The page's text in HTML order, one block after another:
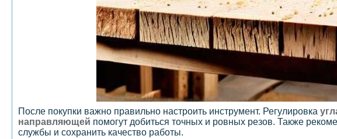
После покупки важно правильно настроить инструмент. Регулировка
направляющей помогут добиться точных и ровных резов. Также
службы и сохранить качество работы.